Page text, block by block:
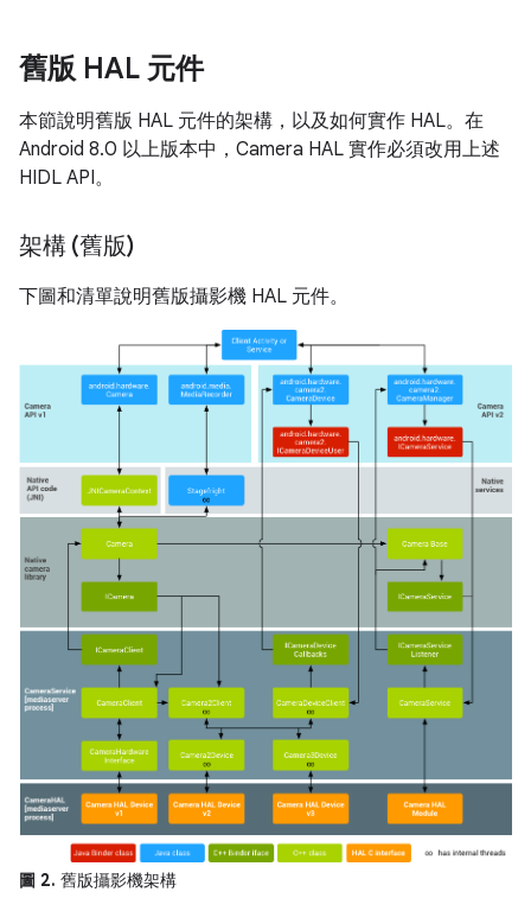
舊版 HAL 元件
本節說明舊版 HAL 元件的架構，以及如何實作 HAL。在
Android 8.0 以上版本中，Camera HAL 實作必須改用上述
HIDL API。
架構 (舊版)
下圖和清單說明舊版攝影機 HAL 元件。
圖 2. 舊版攝影機架構